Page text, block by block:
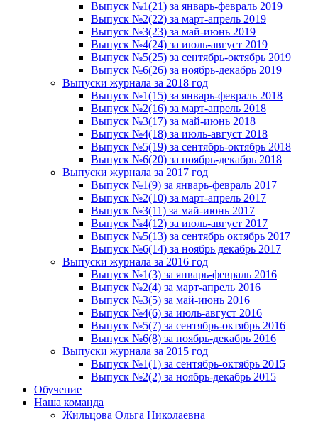
Выпуск №1(21) за январь-февраль 2019
Выпуск №2(22) за март-апрель 2019
Выпуск №3(23) за май-июнь 2019
Выпуск №4(24) за июль-август 2019
Выпуск №5(25) за сентябрь-октябрь 2019
Выпуск №6(26) за ноябрь-декабрь 2019
Выпуски журнала за 2018 год
Выпуск №1(15) за январь-февраль 2018
Выпуск №2(16) за март-апрель 2018
Выпуск №3(17) за май-июнь 2018
Выпуск №4(18) за июль-август 2018
Выпуск №5(19) за сентябрь-октябрь 2018
Выпуск №6(20) за ноябрь-декабрь 2018
Выпуски журнала за 2017 год
Выпуск №1(9) за январь-февраль 2017
Выпуск №2(10) за март-апрель 2017
Выпуск №3(11) за май-июнь 2017
Выпуск №4(12) за июль-август 2017
Выпуск №5(13) за сентябрь октябрь 2017
Выпуск №6(14) за ноябрь декабрь 2017
Выпуски журнала за 2016 год
Выпуск №1(3) за январь-февраль 2016
Выпуск №2(4) за март-апрель 2016
Выпуск №3(5) за май-июнь 2016
Выпуск №4(6) за июль-август 2016
Выпуск №5(7) за сентябрь-октябрь 2016
Выпуск №6(8) за ноябрь-декабрь 2016
Выпуски журнала за 2015 год
Выпуск №1(1) за сентябрь-октябрь 2015
Выпуск №2(2) за ноябрь-декабрь 2015
Обучение
Наша команда
Жильцова Ольга Николаевна